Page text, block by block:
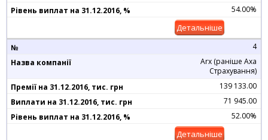
54.00%
Детальніше
4
Arx (раніше Axa
Страхування)
139 133.00
71 945.00
52.00%
Детальніше